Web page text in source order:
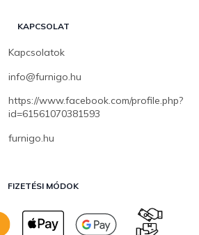
KAPCSOLAT
Kapcsolatok
info@furnigo.hu
https://www.facebook.com/profile.php?
id=61561070381593
furnigo.hu
FIZETÉSI MÓDOK